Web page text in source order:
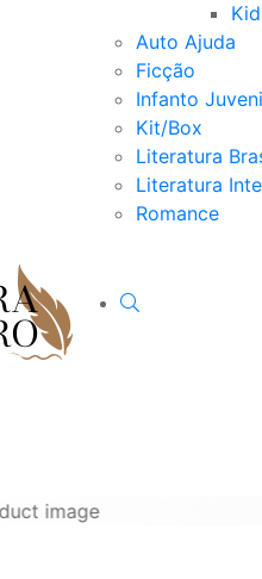
Auto Ajuda
Ficção
Infanto
Kit/Box
Literatura
Literatura
Romance